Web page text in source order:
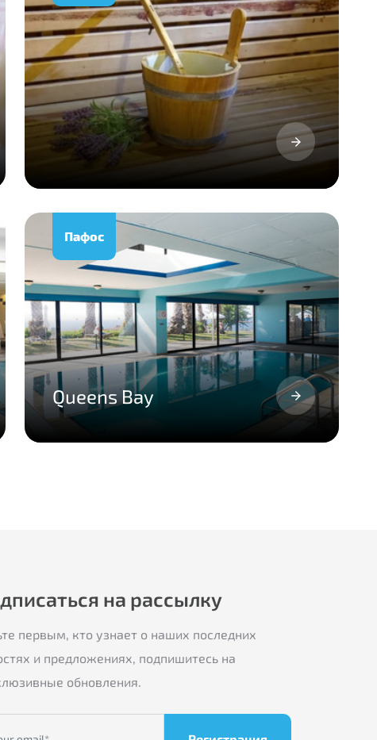
Пафос
Queens Bay
на рассылку
первым, кто узнает о наших последних
и предложениях, подпишитесь на
обновления.